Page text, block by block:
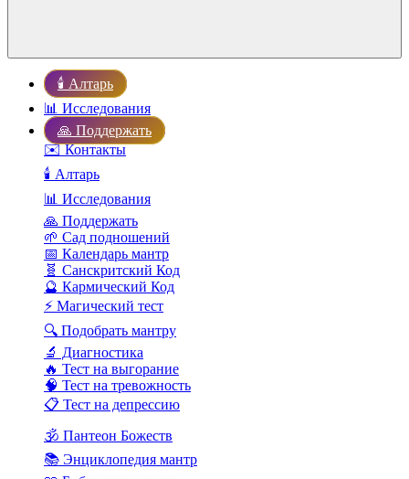
🕯️ Алтарь
📊 Исследования
🙏 Поддержать
✉️ Контакты
🕯️ Алтарь
📊 Исследования
🙏 Поддержать
🌱 Сад подношений
📅 Календарь мантр
🧬 Санскритский Код
🔮 Кармический Код
⚡ Магический тест
🔍 Подобрать мантру
🔬 Диагностика
🔥 Тест на выгорание
🧠 Тест на тревожность
📋 Тест на депрессию
🕉️ Пантеон Божеств
📚 Энциклопедия мантр